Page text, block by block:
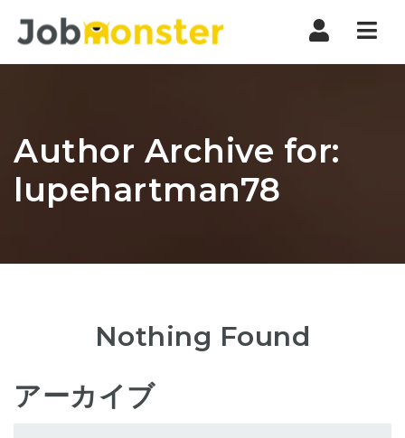
Author Archive for:
lupehartman78
Nothing Found
アーカイブ